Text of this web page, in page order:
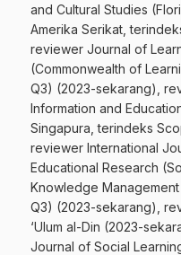
and Cultural Studies
Amerika Serikat,
reviewer Journal of
(Commonwealth of
Q3) (2023-sekarang),
Information and
Singapura, terindeks
reviewer International
Educational Research
Knowledge
Q3) (2023-sekarang),
‘Ulum al-Din (2023-
Journal of Social